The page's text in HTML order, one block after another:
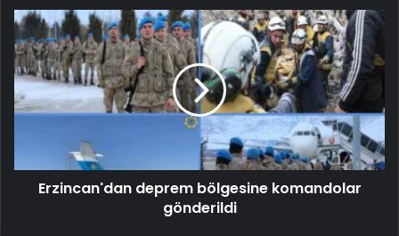
Erzincan'dan deprem bölgesine komandolar
gönderildi